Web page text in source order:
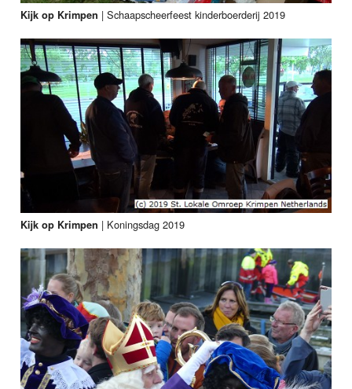
Kijk op Krimpen |Schaapscheerfeest kinderboerderij 2019
Kijk op Krimpen | Koningsdag 2019